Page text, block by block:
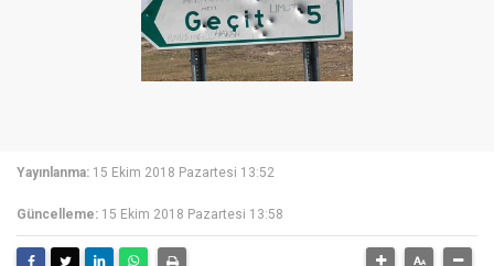
Yayınlanma: 15 Ekim 2018 Pazartesi 13:52
Güncelleme: 15 Ekim 2018 Pazartesi 13:58